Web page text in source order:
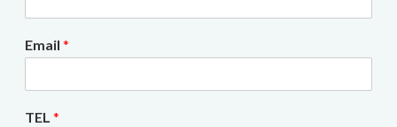
Email *
TEL *